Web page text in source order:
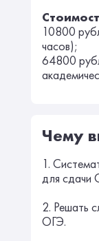
10800
часов);
64800
Чему
1.
для сдачи
2. Решать
ОГЭ.